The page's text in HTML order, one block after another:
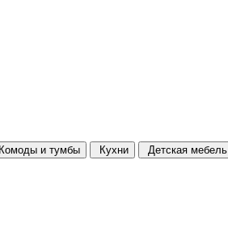
Комоды и тумбы Кухни Детская мебель